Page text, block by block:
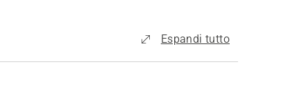
Espandi tutto